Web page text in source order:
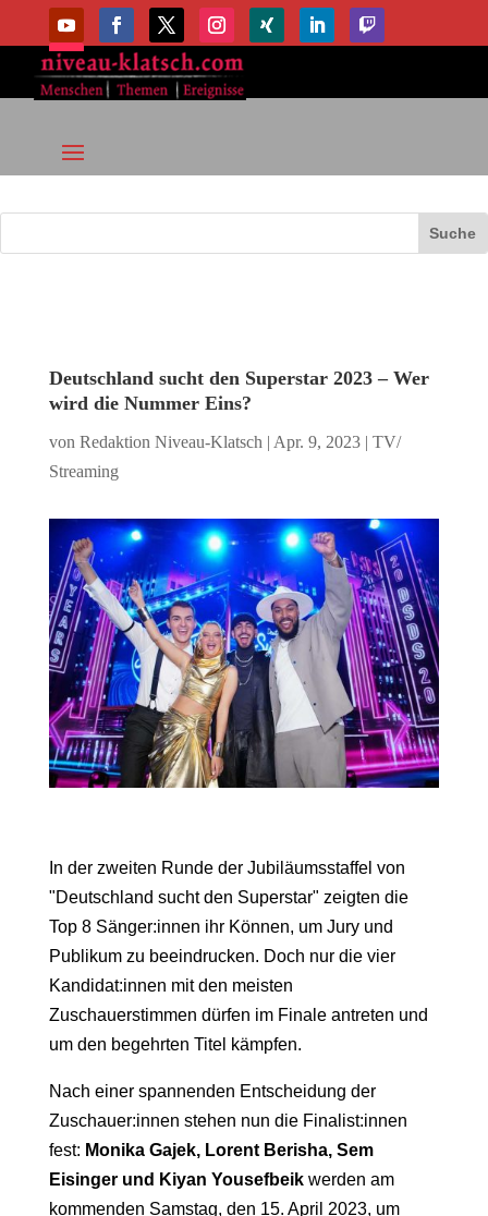
Deutschland sucht den Superstar 2023 – Wer
wird die Nummer Eins?
von Redaktion Niveau-Klatsch | Apr. 9, 2023| TV/
Streaming
In der zweiten Runde der Jubiläumsstaffel von
"Deutschland sucht den Superstar" zeigten die
Top 8 Sänger:innen ihr Können, um Jury und
Publikum zu beeindrucken. Doch nur die vier
Kandidat:innen mit den meisten
Zuschauerstimmen dürfen im Finale antreten und
um den begehrten Titel kämpfen.
Nach einer spannenden Entscheidung der
Zuschauer:innen stehen nun die Finalist:innen
fest: Monika Gajek, Lorent Berisha, Sem
Eisinger und Kiyan Yousefbeikwerden am
kommenden Samstag, den 15. April 2023, um